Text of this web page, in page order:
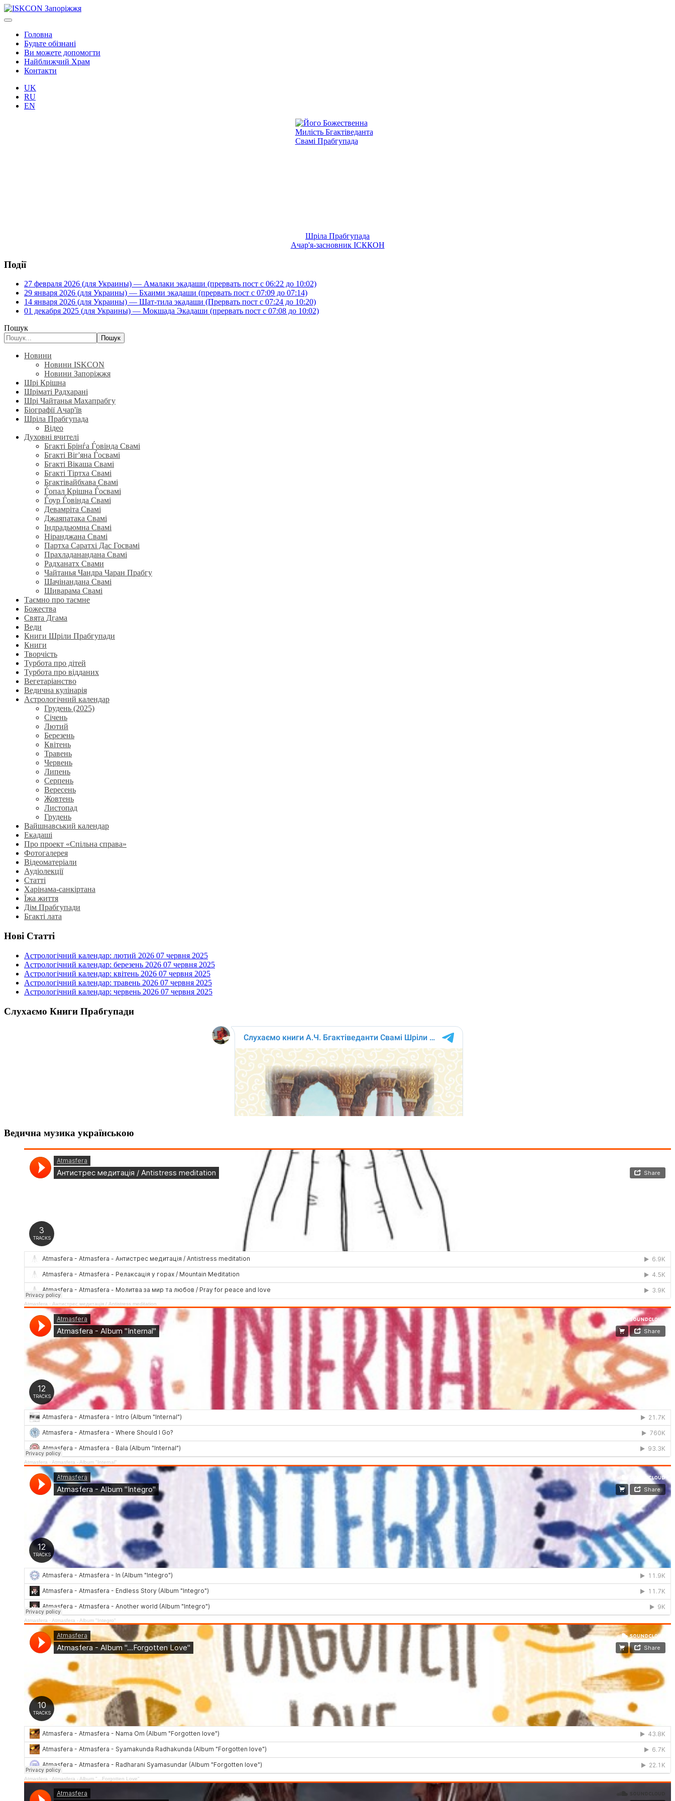
Головна
Будьте обізнані
Ви можете допомогти
Найближчий Храм
Контакти
UK
RU
EN
Шріла Прабгупада
Ачар'я-засновник ІСККОН
Події
27 февраля 2026 (для Украины) — Амалаки экадаши (прервать пост с 06:22 до 10:02)
29 января 2026 (для Украины) — Бхаими экадаши (прервать пост с 07:09 до 07:14)
14 января 2026 (для Украины) — Шат-тила экадаши (Прервать пост с 07:24 до 10:20)
01 декабря 2025 (для Украины) — Мокшада Экадаши (прервать пост с 07:08 до 10:02)
Пошук
Пошук
Новини
Новини ISKCON
Новини Запоріжжя
Шрі Крішна
Шріматі Радхарані
Шрі Чайтанья Махапрабгу
Біографії Ачар'їв
Шріла Прабгупада
Відео
Духовні вчителі
Бгакті Брінѓа Ѓовінда Свамі
Бгакті Віг'яна Ѓосвамі
Бгакті Вікаша Свамі
Бгакті Тіртха Свамі
Бгактівайбхава Свамі
Ѓопал Крішна Ѓосвамі
Ѓоур Ѓовінда Свамі
Девамріта Свамі
Джаяпатака Свамі
Індрадьюмна Свамі
Ніранджана Свамі
Партха Саратхі Дас Госвамі
Прахладанандана Свамі
Радханатх Свами
Чайтанья Чандра Чаран Прабгу
Шачінандана Свамі
Шиварама Свамі
Таємно про таємне
Божества
Свята Дгама
Веди
Книги Шріли Прабгупади
Книги
Творчість
Турбота про дітей
Турбота про відданих
Вегетаріанство
Ведична кулінарія
Астрологічний календар
Грудень (2025)
Січень
Лютий
Березень
Квітень
Травень
Червень
Липень
Серпень
Вересень
Жовтень
Листопад
Грудень
Вайшнавський календар
Екадаші
Про проект «Спільна справа»
Фотогалерея
Відеоматеріали
Аудіолекції
Статті
Харінама-санкіртана
Їжа життя
Дім Прабгупади
Бгакті лата
Нові Статті
Астрологічний календар: лютий 2026 07 червня 2025
Астрологічний календар: березень 2026 07 червня 2025
Астрологічний календар: квітень 2026 07 червня 2025
Астрологічний календар: травень 2026 07 червня 2025
Астрологічний календар: червень 2026 07 червня 2025
Слухаємо Книги Прабгупади
Ведична музика українською
Atmasfera · Антистрес медитація / Аntistress meditation
Atmasfera · Atmasfera - Album "Internal"
Atmasfera · Atmasfera - Album "Integro"
Atmasfera · Atmasfera - Album "...Forgotten Love"